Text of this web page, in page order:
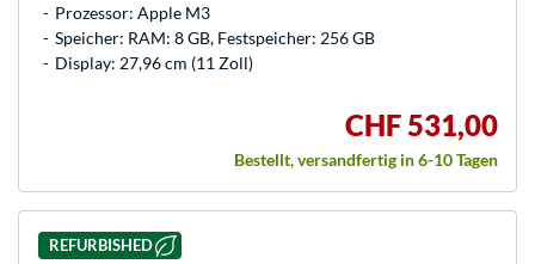
Prozessor: Apple M3
Speicher: RAM: 8 GB, Festspeicher: 256 GB
Display: 27,96 cm (11 Zoll)
CHF 531,00
Bestellt, versandfertig in 6-10 Tagen
REFURBISHED